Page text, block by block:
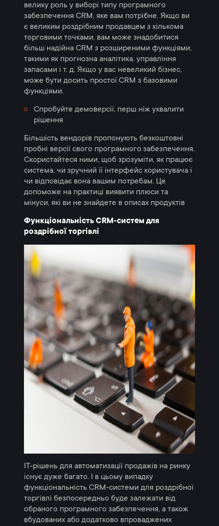
велику роль у виборі типу програмного
забезпечення CRM, яке вам потрібне. Якщо ви
є великим роздрібним продавцем з кількома
торговими точками, вам може знадобитися
більш надійна CRM з розширеними функціями,
такими як прогнозна аналітика, управління
запасами і т. д. Якщо у вас невеликий бізнес,
може бути досить простої CRM з базовими
функціями.
Спробуйте демоверсії, перш ніж ухвалити
рішення
Більшість вендорів пропонують безкоштовні
пробні версії свого програмного забезпечення.
Скористайтеся ними, щоб зрозуміти, як працює
система, чи зручний її інтерфейс користувача і
чи відповідає вона вашим потребам. Це
допоможе на практиці виявити плюси та
мінуси, які ви не знайдете в описах продуктів
Функціональність CRM-систем для
роздрібної торгівлі
ІТ-рішень для автоматизації продажів на ринку
існує дуже багато. І в цьому випадку
функціональність CRM-системи для роздрібної
торгівлі безпосередньо буде залежати від
обраного програмного забезпечення, а також
вбудованих або додатково впроваджених